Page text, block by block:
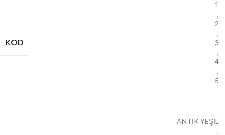
KOD
1
,
2
,
3
,
4
,
5
ANTİK YEŞİL
,